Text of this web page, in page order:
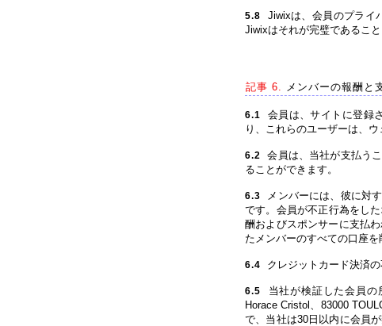
5.8
Jiwixは、会員のプライ
Jiwixはそれが完璧であるこ
記事 6. メンバーの報酬と
6.1
会員は、サイトに登録
り、これらのユーザーは、
6.2
会員は、当社が支払う
ることができます。
6.3
メンバーには、彼に対
です。会員が不正行為をし
酬およびスポンサーに支払
たメンバーのすべての口座を
6.4 クレジットカード決済
6.5
当社が検証した会員の
Horace Cristol、83000
で、当社は30日以内に会員